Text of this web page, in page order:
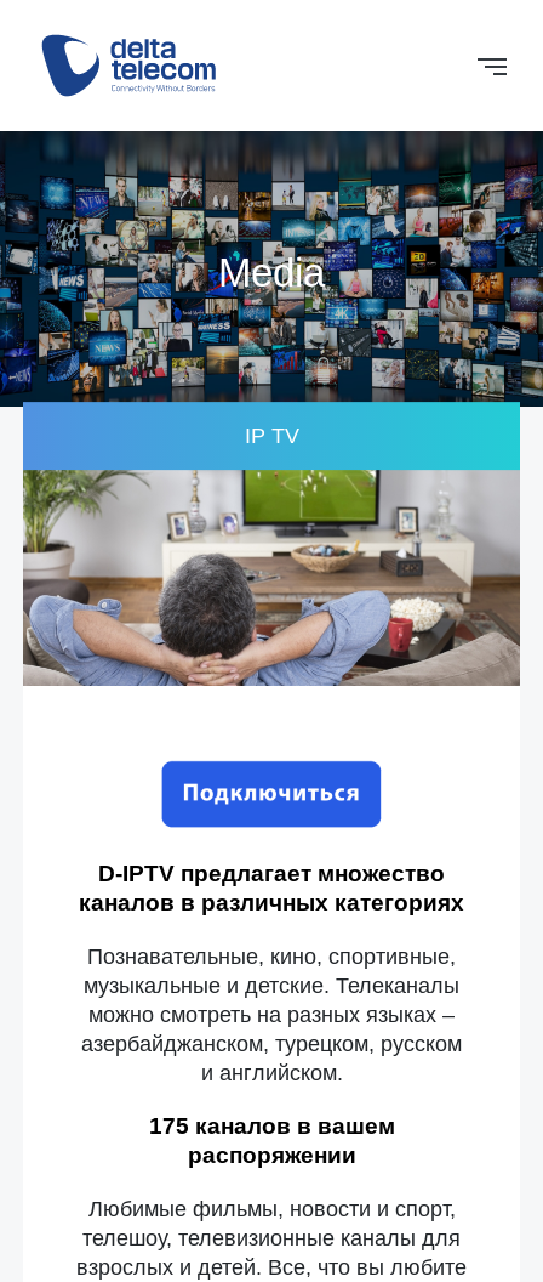
Media
IP TV
D-IPTV предлагает множество
каналов в различных категориях
Познавательные, кино, спортивные,
музыкальные и детские. Телеканалы
можно смотреть на разных языках –
азербайджанском, турецком, русском
и английском.
175 каналов в вашем
распоряжении
Любимые фильмы, новости и спорт,
телешоу, телевизионные каналы для
взрослых и детей. Все, что вы любите